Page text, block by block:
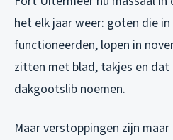
het elk jaar weer: goten die
functioneerden, lopen in
zitten met blad, takjes en
dakgootslib noemen.
Maar verstoppingen zijn